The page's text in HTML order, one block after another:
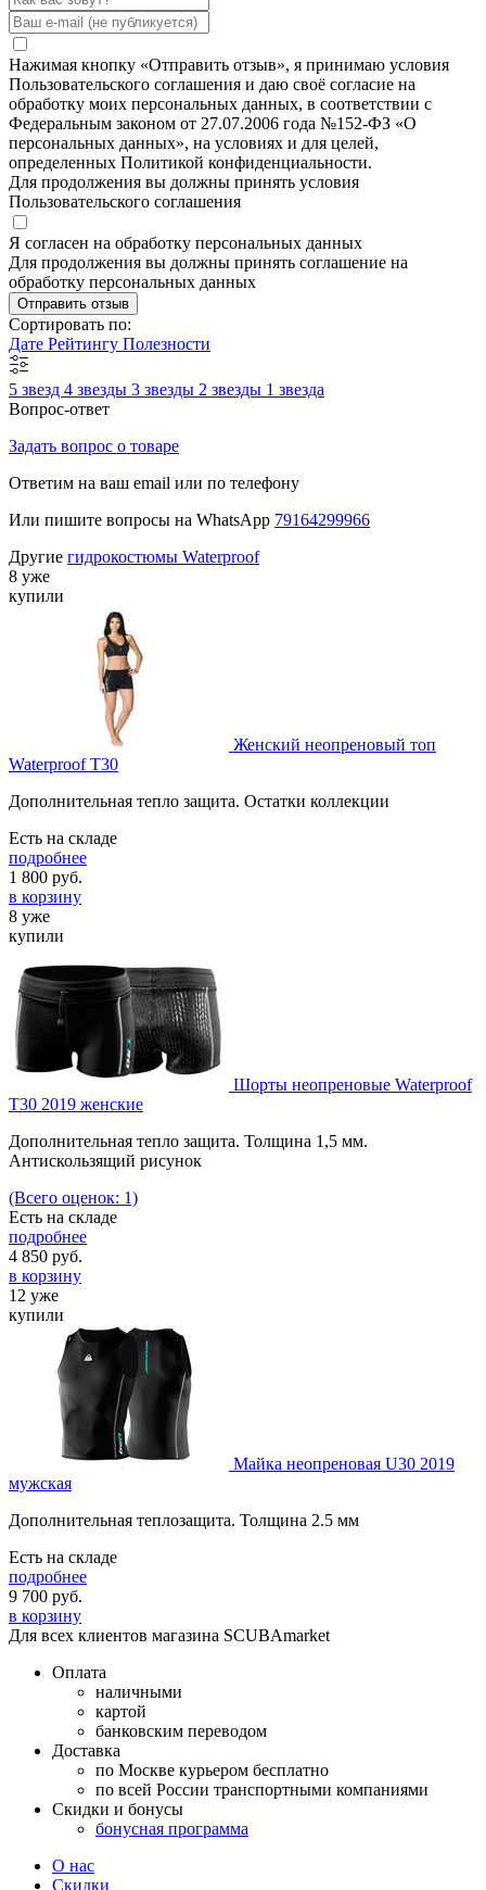
Нажимая кнопку «Отправить отзыв», я принимаю условия
Пользовательского соглашения и даю своё согласие на
обработку моих персональных данных, в соответствии с
Федеральным законом от 27.07.2006 года №152-ФЗ «О
персональных данных», на условиях и для целей,
определенных Политикой конфиденциальности.
Для продолжения вы должны принять условия
Пользовательского соглашения
Я согласен на обработку персональных данных
Для продолжения вы должны принять соглашение на
обработку персональных данных
Отправить отзыв
Сортировать по:
Дате Рейтингу Полезности
5 звезд 4 звезды 3 звезды 2 звезды 1 звезда
Вопрос-ответ
Задать вопрос о товаре
Ответим на ваш email или по телефону
Или пишите вопросы на WhatsApp 79164299966
Другие гидрокостюмы Waterproof
8 уже
купили
Женский неопреновый топ
Waterproof T30
Дополнительная тепло защита. Остатки коллекции
Есть на складе
подробнее
1 800 руб.
в корзину
8 уже
купили
Шорты неопреновые Waterproof
T30 2019 женские
Дополнительная тепло защита. Толщина 1,5 мм.
Антискользящий рисунок
(Всего оценок: 1)
Есть на складе
подробнее
4 850 руб.
в корзину
12 уже
купили
Майка неопреновая U30 2019
мужская
Дополнительная теплозащита. Толщина 2.5 мм
Есть на складе
подробнее
9 700 руб.
в корзину
Для всех клиентов магазина SCUBAmarket
Оплата
наличными
картой
банковским переводом
Доставка
по Москве курьером бесплатно
по всей России транспортными компаниями
Скидки и бонусы
бонусная программа
О нас
Скидки